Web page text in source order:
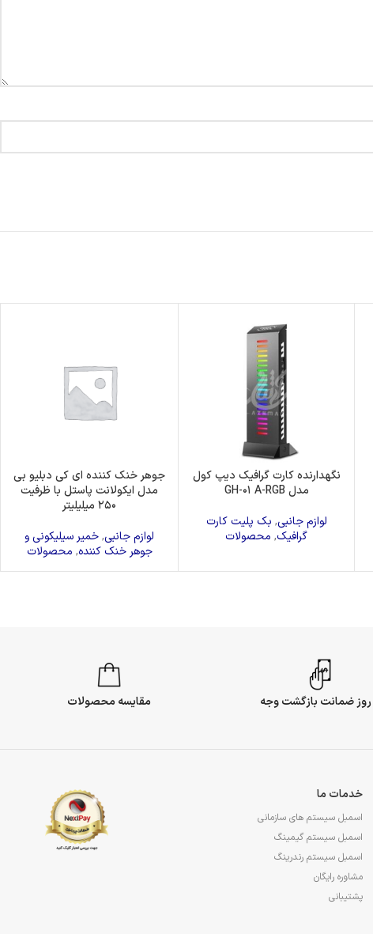
نگهدارنده کارت گرافیک دیپ کول
مدل GH-۰۱ A-RGB
لوازم جانبی, بک پلیت کارت
گرافیک, محصولات
جوهر خنک کننده ای کی دبلیو بی
مدل ایکولانت پاستل با ظرفیت
۲۵۰ میلیلیتر
لوازم جانبی,خمیر سیلیکونی و
جوهر خنک کننده, محصولات
مقایسه محصولات
خدمات ما
اسمبل سیستم های سازمانی
اسمبل سیستم گیمینگ
اسمبل سیستم رندرینگ
مشاوره رایگان
پشتیبانی